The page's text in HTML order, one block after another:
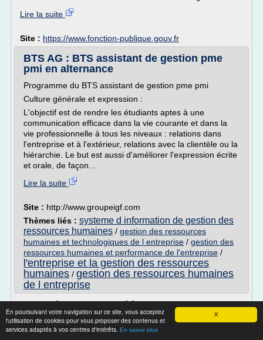
X
En poursuivant votre navigation sur ce site, vous acceptez
l'utilisation de cookies pour vous proposer des contenus et
services adaptés à vos centres d'intérêts. En savoir plus
Lire la suite
Site : https://www.fonction-publique.gouv.fr
BTS AG : BTS assistant de gestion pme
pmi en alternance
Programme du BTS assistant de gestion pme pmi
Culture générale et expression :
L'objectif est de rendre les étudiants aptes à une
communication efficace dans la vie courante et dans la
vie professionnelle à tous les niveaux : relations dans
l'entreprise et à l'extérieur, relations avec la clientèle ou la
hiérarchie. Le but est aussi d'améliorer l'expression écrite
et orale, de façon...
Lire la suite
Site : http://www.groupeigf.com
Thèmes liés : systeme d information de gestion des
ressources humaines / gestion des ressources
humaines et technologiques de l entreprise / gestion des
ressources humaines et performance de l'entreprise /
l'entreprise et la gestion des ressources
humaines / gestion des ressources humaines
de l entreprise
Formation Responsable ressources
humaines | Cnam IDF
Présentation